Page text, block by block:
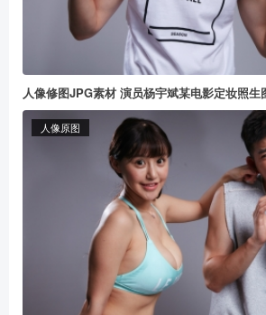
人像修图JPG素材 演员杨宇斌某电影定妆照生
人像原图